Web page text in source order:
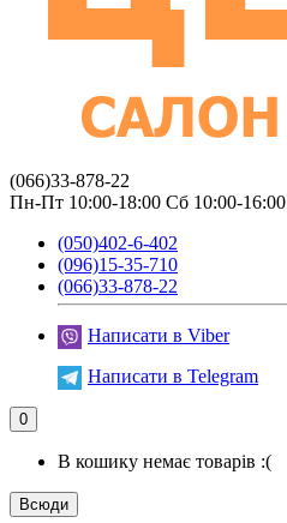
(066)33-878-22
Пн-Пт 10:00-18:00 Сб 10:00-16:00
(050)402-6-402
(096)15-35-710
(066)33-878-22
Написати в Viber
Написати в Telegram
0
В кошику немає товарів :(
Всюди